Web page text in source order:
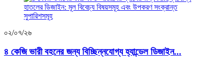
০২/০৭/২৬
৪ কেজি ভারী বহনের জন্য বিচ্ছিন্নযোগ্য হ্যান্ডেল ডিজাইন...